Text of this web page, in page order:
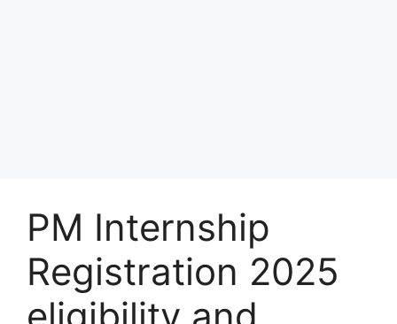
PM Internship
Registration 2025